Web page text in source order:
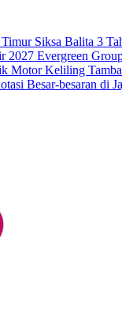
Siksa Balita 3
2027 Evergreen
Motor Keliling
Besar-besaran di